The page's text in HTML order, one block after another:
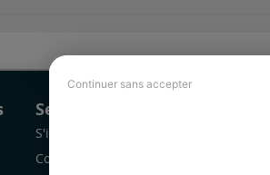
Continuer sans accepter
Services Pro
S'inscrire
Comment ça marche